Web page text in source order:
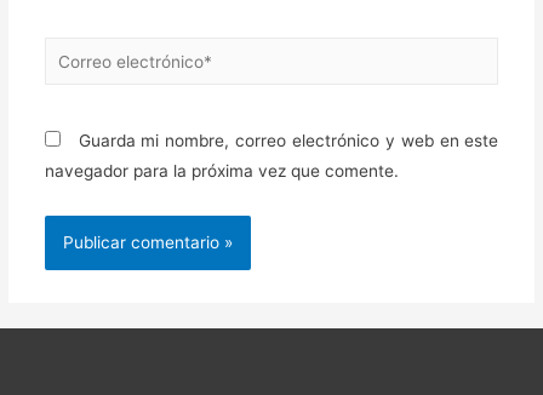
Correo
Guarda mi nombre, correo electrónico y web en este
navegador para la próxima vez que comente.